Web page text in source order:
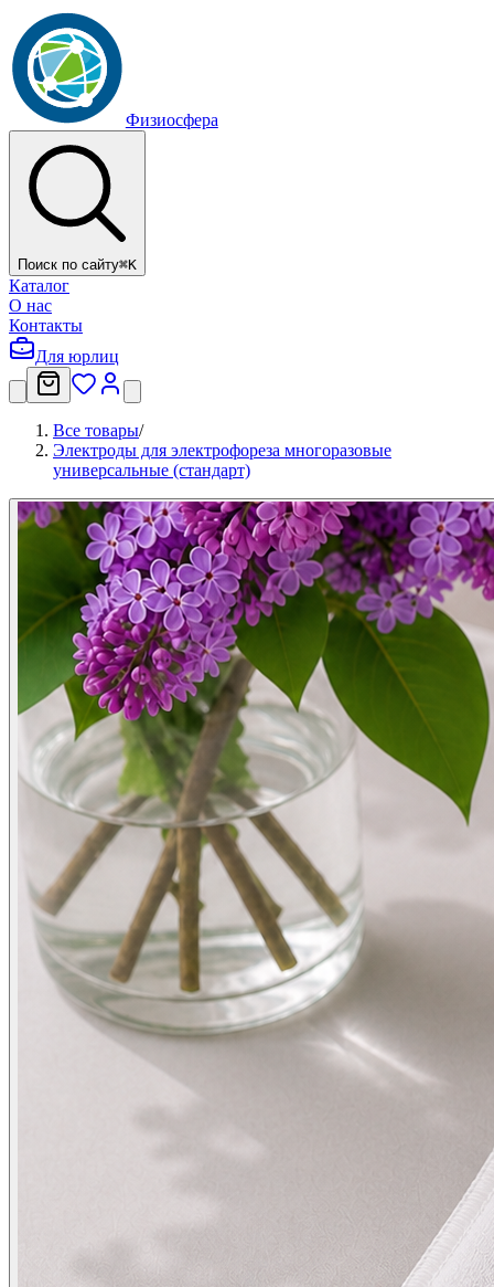
Физиосфера
Поиск по сайту⌘K
Каталог
О нас
Контакты
Для юрлиц
Все товары/
Электроды для электрофореза многоразовые
универсальные (стандарт)